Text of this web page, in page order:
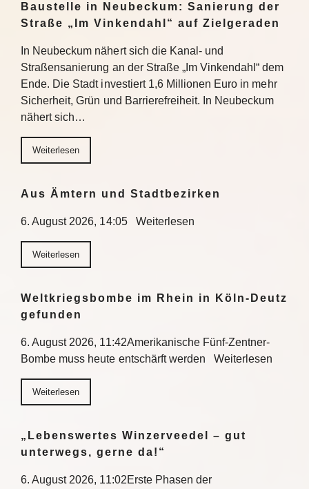
Baustelle in Neubeckum: Sanierung der
Straße „Im Vinkendahl“ auf Zielgeraden
In Neubeckum nähert sich die Kanal- und
Straßensanierung an der Straße „Im Vinkendahl“ dem
Ende. Die Stadt investiert 1,6 Millionen Euro in mehr
Sicherheit, Grün und Barrierefreiheit. In Neubeckum
nähert sich…
Weiterlesen
Aus Ämtern und Stadtbezirken
6. August 2026, 14:05 Weiterlesen
Weiterlesen
Weltkriegsbombe im Rhein in Köln-Deutz
gefunden
6. August 2026, 11:42Amerikanische Fünf-Zentner-
Bombe muss heute entschärft werden Weiterlesen
Weiterlesen
„Lebenswertes Winzerveedel – gut
unterwegs, gerne da!“
6. August 2026, 11:02Erste Phasen der